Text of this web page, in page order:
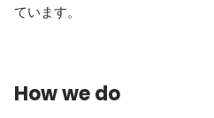
ています。
How we do